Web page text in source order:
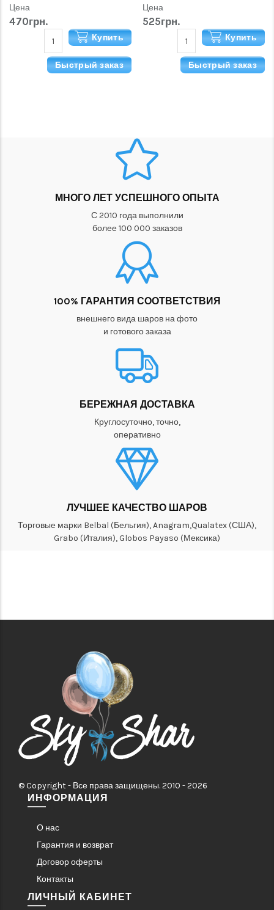
Цена
470грн.
Купить
Быстрый заказ
Цена
525грн.
Купить
Быстрый заказ
МНОГО ЛЕТ УСПЕШНОГО ОПЫТА
С 2010 года выполнили
более 100 000 заказов
100% ГАРАНТИЯ СООТВЕТСТВИЯ
внешнего вида шаров на фото
и готового заказа
БЕРЕЖНАЯ ДОСТАВКА
Круглосуточно, точно,
оперативно
ЛУЧШЕЕ КАЧЕСТВО ШАРОВ
Торговые марки Belbal (Бельгия), Anagram,Qualatex (США),
Grabo (Италия), Globos Payaso (Мексика)
© Copyright - Все права защищены. 2010 - 2026
ИНФОРМАЦИЯ
О нас
Гарантия и возврат
Договор оферты
Контакты
ЛИЧНЫЙ КАБИНЕТ